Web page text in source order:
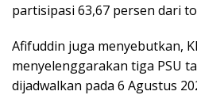
partisipasi 63,67 persen dari
Afifuddin juga menyebutkan,
menyelenggarakan tiga PSU
dijadwalkan pada 6 Agustus